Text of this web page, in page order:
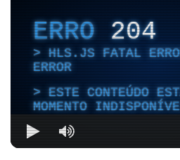
ERRO204
HLS.JS FATAL
ERROR
ESTE CONTEÚDO
MOMENTO